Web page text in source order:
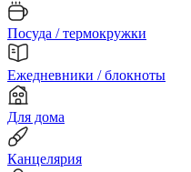
Посуда / термокружки
Ежедневники / блокноты
Для дома
Канцелярия